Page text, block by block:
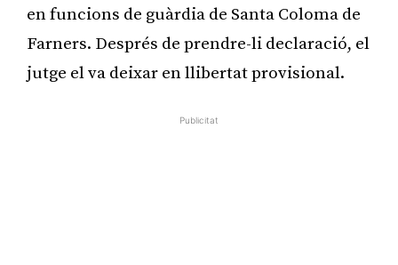
en funcions de guàrdia de Santa Coloma de
Farners. Després de prendre-li declaració, el
jutge el va deixar en llibertat provisional.
Publicitat